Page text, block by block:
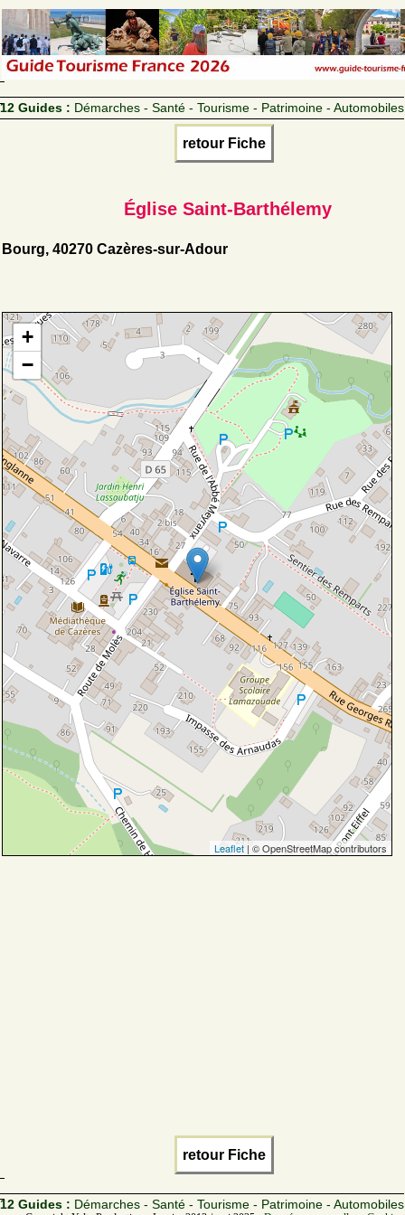
12 Guides : Démarches - Santé - Tourisme - Patrimoine - Automobiles
retour Fiche
Église Saint-Barthélemy
Bourg, 40270 Cazères-sur-Adour
+
−
Leaflet | © OpenStreetMap contributors
retour Fiche
12 Guides : Démarches - Santé - Tourisme - Patrimoine - Automobiles